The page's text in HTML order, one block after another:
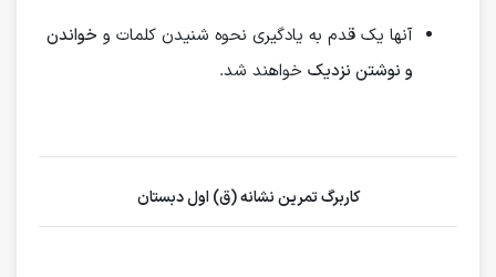
آنها یک قدم به یادگیری نحوه شنیدن کلمات و خواندن
و نوشتن نزدیک خواهند شد.
کاربرگ تمرین نشانه (ق) اول دبستان